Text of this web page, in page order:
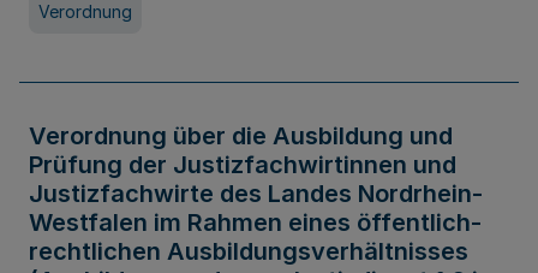
Verordnung
Verordnung über die Ausbildung und
Prüfung der Justizfachwirtinnen und
Justizfachwirte des Landes Nordrhein-
Westfalen im Rahmen eines öffentlich-
rechtlichen Ausbildungsverhältnisses